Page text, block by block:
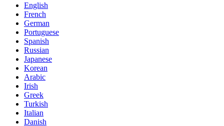
English
French
German
Portuguese
Spanish
Russian
Japanese
Korean
Arabic
Irish
Greek
Turkish
Italian
Danish